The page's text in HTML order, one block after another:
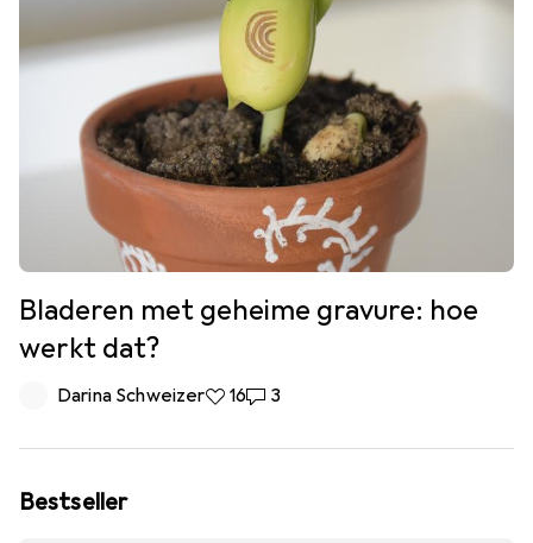
Bladeren met geheime gravure: hoe
werkt dat?
Darina Schweizer16 Likes
163 Reacties
3
Bestseller